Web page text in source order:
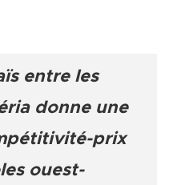
entre les
donne une
prix
ouest-